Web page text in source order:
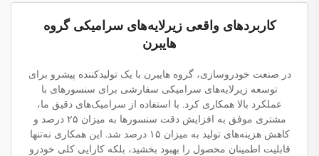
کاربردهای واقعی زیرلایه‌های سرامیکی گروه
هایبرن
در صنعت خودروسازی، گروه هایبرن با یک تولیدکننده پیشرو برای
توسعه زیرلایه‌های سرامیکی سفارشی برای سنسورهای با
عملکرد بالا همکاری کرد. با استفاده از سرامیک‌های دقیق ما،
مشتری موفق به افزایش دقت سنسورها به میزان ۲۵ درصد و
کاهش هزینه‌های تولید به میزان ۱۵ درصد شد. این همکاری نه‌تنها
قابلیت اطمینان محصول را بهبود بخشید، بلکه کارایی کلی خودرو